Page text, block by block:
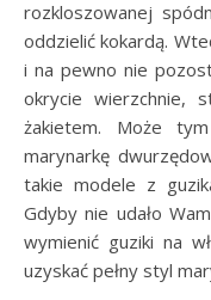
rozkloszowanej
oddzielić kokardą.
i na pewno nie
okrycie wierzchnie,
żakietem. Może
marynarkę
takie modele z
Gdyby nie udało
wymienić guziki na
uzyskać pełny styl